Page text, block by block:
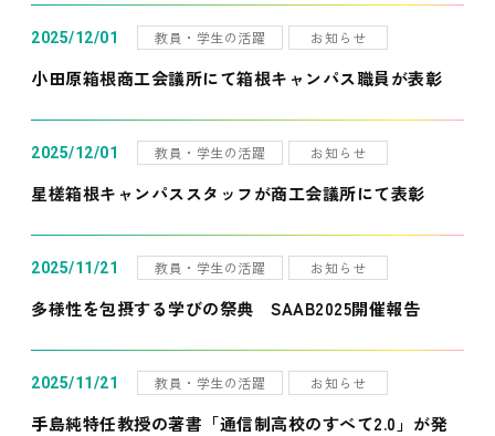
2025/12/01 教員・学生の活躍 お知らせ
小田原箱根商工会議所にて箱根キャンパス職員が表彰
2025/12/01 教員・学生の活躍 お知らせ
星槎箱根キャンパススタッフが商工会議所にて表彰
2025/11/21 教員・学生の活躍 お知らせ
多様性を包摂する学びの祭典 SAAB2025開催報告
2025/11/21 教員・学生の活躍 お知らせ
手島純特任教授の著書「通信制高校のすべて2.0」が発